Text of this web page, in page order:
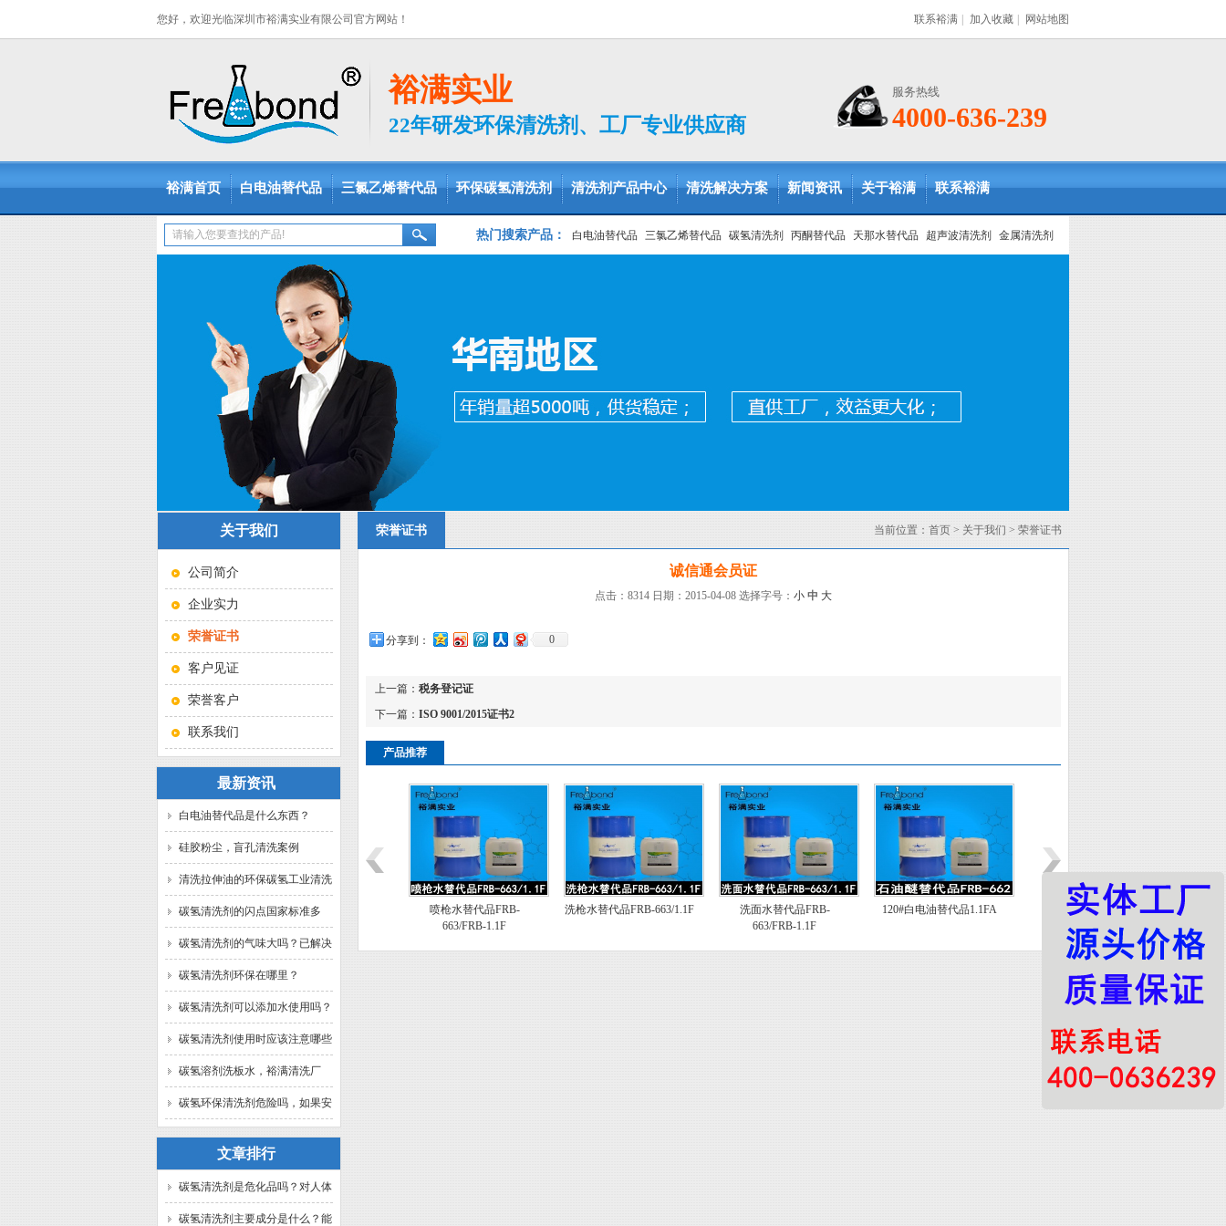
您好，欢迎光临深圳市裕满实业有限公司官方网站！ 联系裕满 加入收藏 网站地图
裕满实业
22年研发环保清洗剂、工厂专业供应商
服务热线
4000-636-239
裕满首页 白电油替代品 三氯乙烯替代品 环保碳氢清洗剂 清洗剂产品中心 清洗解决方案 新闻资讯 关于裕满 联系裕满
热门搜索产品： 白电油替代品 三氯乙烯替代品 碳氢清洗剂 丙酮替代品 天那水替代品 超声波清洗剂 金属清洗剂
关于我们
公司简介
企业实力
荣誉证书
客户见证
荣誉客户
联系我们
最新资讯
白电油替代品是什么东西？
硅胶粉尘，盲孔清洗案例
清洗拉伸油的环保碳氢工业清洗
剂？
碳氢清洗剂的闪点国家标准多
少？
碳氢清洗剂的气味大吗？已解决
碳氢清洗剂环保在哪里？
碳氢清洗剂可以添加水使用吗？
碳氢清洗剂使用时应该注意哪些
问题？
碳氢溶剂洗板水，裕满清洗厂
家。
碳氢环保清洗剂危险吗，如果安
文章排行
碳氢清洗剂是危化品吗？对人体
有害吗？裕满为你解答
碳氢清洗剂主要成分是什么？能
荣誉证书 当前位置： 首页 > 关于我们 > 荣誉证书
诚信通会员证
点击：8314 日期：2015-04-08 选择字号： 小 中 大
分享到： 0
上一篇： 税务登记证
下一篇： ISO 9001/2015证书2
产品推荐
120#白电油替代品1.1FA
除油除蜡-替代三氯乙烯溶
剂清洗剂
喷枪水替代品FRB-
663/FRB-1.1F
洗枪水替代品FRB-663/1.1F
洗面水替代品FRB-
663/FRB-1.1F
120#白电油替代品1.1FA